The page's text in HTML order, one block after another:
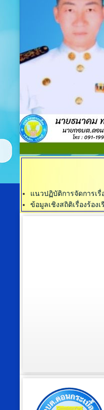
แนวปฏิบัติการจัดการเรื่
ข้อมูลเชิงสถิติเรื่องร้อง